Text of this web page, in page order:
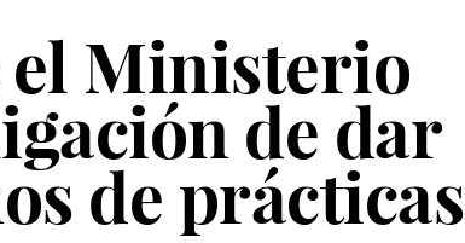
Ministerio
de dar
de prácticas